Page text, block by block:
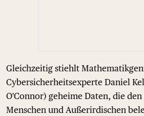
Gleichzeitig stiehlt
Cybersicherheitsexperte Daniel
O'Connor) geheime Daten, die
Menschen und Außerirdischen